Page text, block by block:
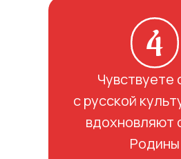
Чувствуете
с русской
вдохновляют
Родины